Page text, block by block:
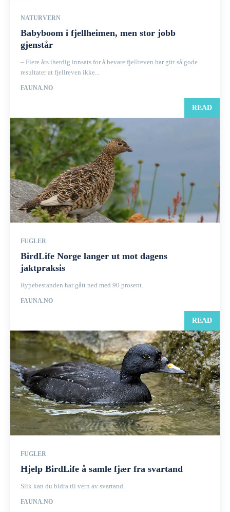
NATURVERN
Babyboom i fjellheimen, men stor jobb
gjenstår
– Flere års iherdig innsats for å bevare fjellreven har gitt så gode
resultater at fjellreven ikke...
FAUNA.NO
READ
FUGLER
BirdLife Norge langer ut mot dagens
jaktpraksis
Rypebestanden har gått ned med 90 prosent.
FAUNA.NO
READ
FUGLER
Hjelp BirdLife å samle fjær fra svartand
Slik kan du bidra til vern av svartand.
FAUNA.NO